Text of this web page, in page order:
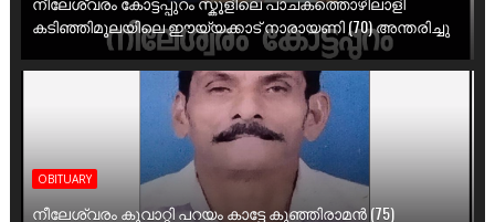
കടിഞ്ഞിമൂലയിലെ ഈയ്യക്കാട് നാരായണി (70) അന്തരിച്ചു
OBITUARY
നീലേശ്വരം കൂവാറ്റി പറയം കാട്ടേ കുഞ്ഞിരാമൻ (75)